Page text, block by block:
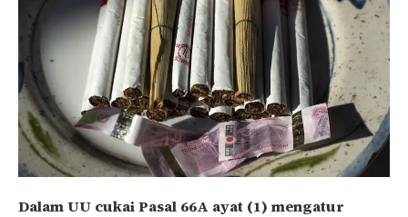
Dalam UU cukai Pasal 66A ayat (1) mengatur